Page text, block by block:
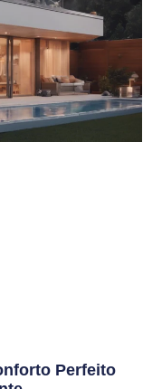
Perfeito